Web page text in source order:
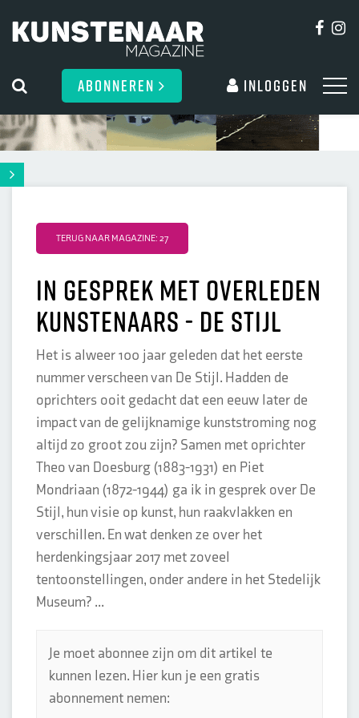
ABONNEREN Inloggen
TERUG NAAR MAGAZINE: 27
In gesprek met overleden
kunstenaars - De Stijl
Het is alweer 100 jaar geleden dat het eerste
nummer verscheen van De Stijl. Hadden de
oprichters ooit gedacht dat een eeuw later de
impact van de gelijknamige kunststroming nog
altijd zo groot zou zijn? Samen met oprichter
Theo van Doesburg (1883-1931) en Piet
Mondriaan (1872-1944) ga ik in gesprek over De
Stijl, hun visie op kunst, hun raakvlakken en
verschillen. En wat denken ze over het
herdenkingsjaar 2017 met zoveel
tentoonstellingen, onder andere in het Stedelijk
Museum? ...
Je moet abonnee zijn om dit artikel te
kunnen lezen. Hier kun je een gratis
abonnement nemen: